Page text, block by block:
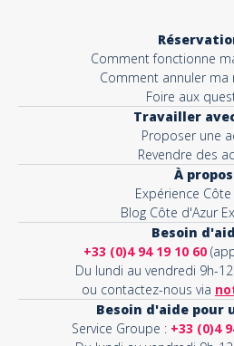
Comment fonctionne
Comment annuler ma
Foire aux
Travailler
Proposer une
Revendre des
À propos
Expérience
Blog Côte d'Azur
Besoin
+33 (0)4 94 19 10 60
Du lundi au vendredi 9h-
ou contactez-nous via
Besoin d'aide pour
Service Groupe : +33 (0)4